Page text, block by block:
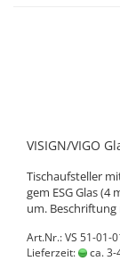
VI­SIGN/VIGO
Tisch­auf­stel­ler
gem ESG Glas
um. Be­schrif­tung
Art.Nr.: VS 51-01-
Lieferzeit:
ca. 3-